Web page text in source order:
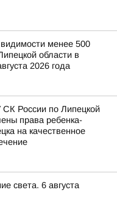
менее 500
области в
2026 года
России по Липецкой
права ребенка-
на качественное
света. 6 августа